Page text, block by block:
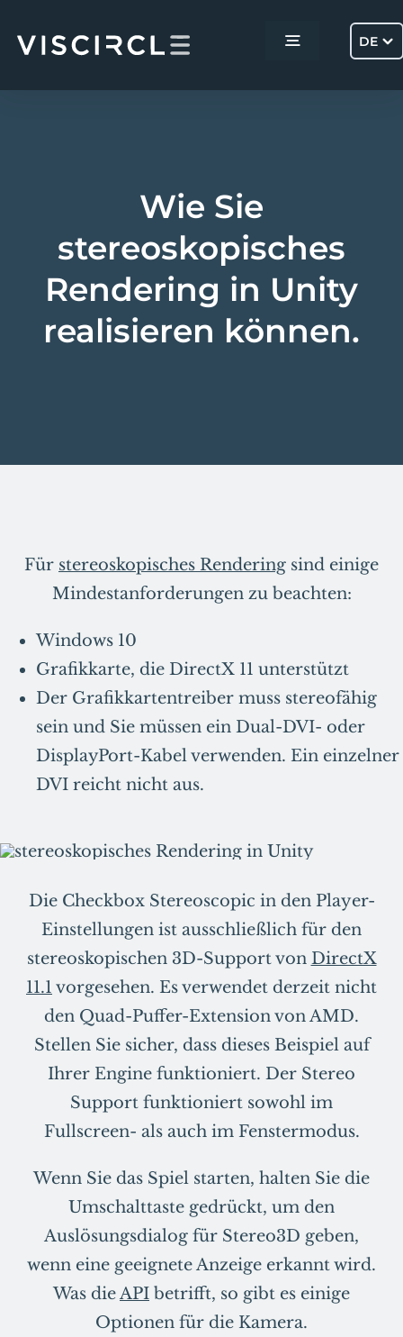
Toggle
Über uns
Kontakt
DE
Wie Sie
stereoskopisches
Rendering in Unity
realisieren können.
Für stereoskopisches Rendering sind einige
Mindestanforderungen zu beachten:
Windows 10
Grafikkarte, die DirectX 11 unterstützt
Der Grafikkartentreiber muss stereofähig
sein und Sie müssen ein Dual-DVI- oder
DisplayPort-Kabel verwenden. Ein einzelner
DVI reicht nicht aus.
Die Checkbox Stereoscopic in den Player-
Einstellungen ist ausschließlich für den
stereoskopischen 3D-Support von DirectX
11.1 vorgesehen. Es verwendet derzeit nicht
den Quad-Puffer-Extension von AMD.
Stellen Sie sicher, dass dieses Beispiel auf
Ihrer Engine funktioniert. Der Stereo
Support funktioniert sowohl im
Fullscreen- als auch im Fenstermodus.
Wenn Sie das Spiel starten, halten Sie die
Umschalttaste gedrückt, um den
Auslösungsdialog für Stereo3D geben,
wenn eine geeignete Anzeige erkannt wird.
Was dieAPI betrifft, so gibt es einige
Optionen für die Kamera.